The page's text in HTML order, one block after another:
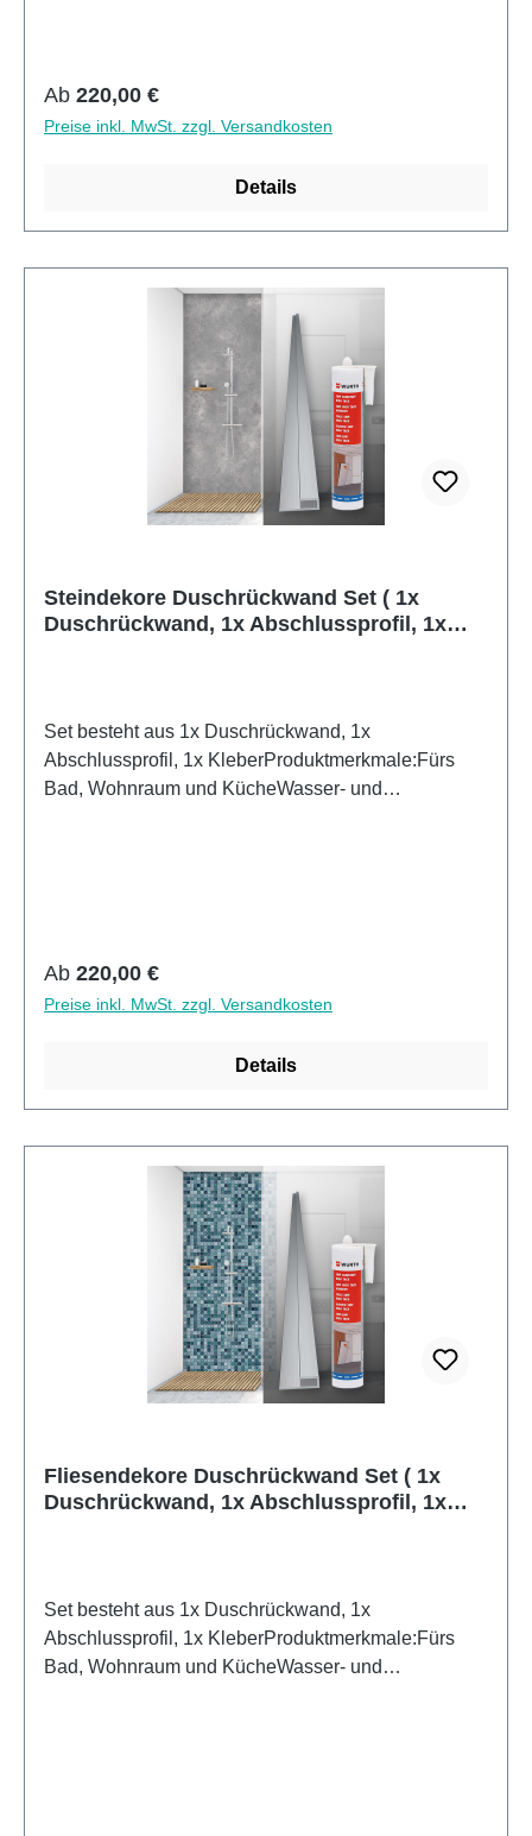
Regulärer Preis:
Ab 220,00 €
Preise inkl. MwSt. zzgl. Versandkosten
Details
Steindekore Duschrückwand Set ( 1x
Duschrückwand, 1x Abschlussprofil, 1x
Set besteht aus 1x Duschrückwand, 1x
Abschlussprofil, 1x KleberProduktmerkmale:Fürs
Bad, Wohnraum und KücheWasser- und
Regulärer Preis:
Ab 220,00 €
Preise inkl. MwSt. zzgl. Versandkosten
Details
Fliesendekore Duschrückwand Set ( 1x
Duschrückwand, 1x Abschlussprofil, 1x
Set besteht aus 1x Duschrückwand, 1x
Abschlussprofil, 1x KleberProduktmerkmale:Fürs
Bad, Wohnraum und KücheWasser- und